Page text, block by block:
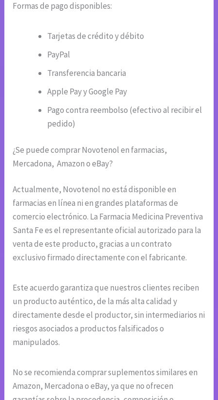
Formas de pago disponibles:
Tarjetas de crédito y débito
PayPal
Transferencia bancaria
Apple Pay y Google Pay
Pago contra reembolso (efectivo al recibir el
pedido)
¿Se puede comprar Novotenol en farmacias,
Mercadona, Amazon o eBay?
Actualmente, Novotenol no está disponible en
farmacias en línea ni en grandes plataformas de
comercio electrónico. La Farmacia Medicina Preventiva
Santa Fe es el representante oficial autorizado para la
venta de este producto, gracias a un contrato
exclusivo firmado directamente con el fabricante.
Este acuerdo garantiza que nuestros clientes reciben
un producto auténtico, de la más alta calidad y
directamente desde el productor, sin intermediarios ni
riesgos asociados a productos falsificados o
manipulados.
No se recomienda comprar suplementos similares en
Amazon, Mercadona o eBay, ya que no ofrecen